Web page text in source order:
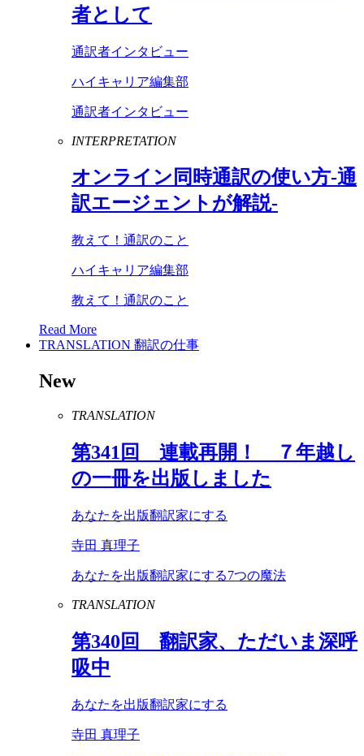
者として
通訳者インタビュー
ハイキャリア編集部
通訳者インタビュー
INTERPRETATION
オンライン同時通訳の使い方-通
訳エージェントが解説-
教えて！通訳のこと
ハイキャリア編集部
教えて！通訳のこと
Read More
TRANSLATION 翻訳の仕事
New
TRANSLATION
第341 回 連載再開！ ７年越し
の一冊を出版しました
あなたを出版翻訳家にする
寺田 真理子
あなたを出版翻訳家にする7つの魔法
TRANSLATION
第340回 翻訳家、ただいま深呼
吸中
あなたを出版翻訳家にする
寺田 真理子